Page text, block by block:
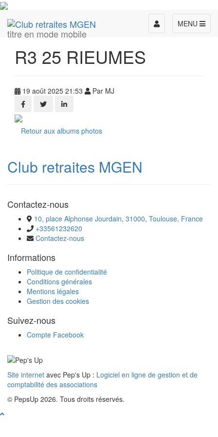
titre en mode mobile
MENU
Toggle
navigation
R3 25 RIEUMES
19 août 2025 21:53 Par MJ
Retour aux albums photos
Club retraites MGEN
Contactez-nous
10, place Alphonse Jourdain, 31000, Toulouse, France
+33561232620
Contactez-nous
Informations
Politique de confidentialité
Conditions générales
Mentions légales
Gestion des cookies
Suivez-nous
Compte Facebook
Site internet avec Pep's Up : Logiciel en ligne de gestion et de
comptabilité des associations
© PepsUp 2026. Tous droits réservés.